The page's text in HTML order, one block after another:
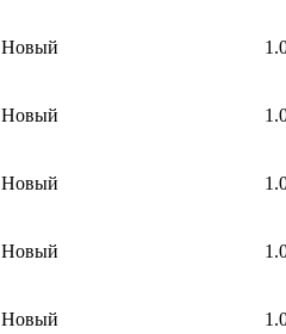
Новый
Новый
Новый
Новый
Новый